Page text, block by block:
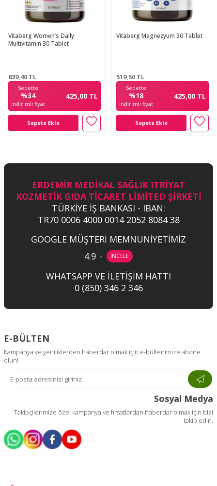
Vitaberg Women’s Daily
Multivitamin 30 Tablet
639,40 TL
Sepette
%34
indirimli fiyat
425,00 TL
Sepete Ekle
Vitaberg Magnezyum 30 Tablet
519,50 TL
Sepette
%18
indirimli fiyat
425,00 TL
Sepete Ekle
ERDEMİR MEDİKAL SAĞLIK ITRİYAT
KOZMETİK GIDA TİCARET LİMİTED ŞİRKETİ
TÜRKİYE İŞ BANKASI - IBAN:
TR70 0006 4000 0014 2052 8084 38
GOOGLE MÜŞTERİ MEMNUNİYETİMİZ
4.9 - İNCELE
WHATSAPP VE İLETİŞİM HATTI
0 (850) 346 2 346
E-BÜLTEN
Kampanya ve yeniliklerden haberdar olmak için e-bültenimize abone
olun!
Sosyal Medya
Takipçilerimize özel kampanya ve fırsatlardan haberdar olmak için bizi
takip edin.